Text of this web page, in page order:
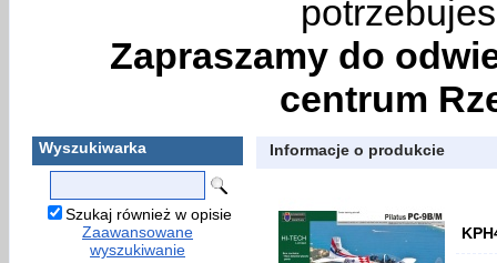
Zapraszamy do
centrum
Wyszukiwarka
Szukaj również w opisie
Zaawansowane
wyszukiwanie
Informacje o produkcie